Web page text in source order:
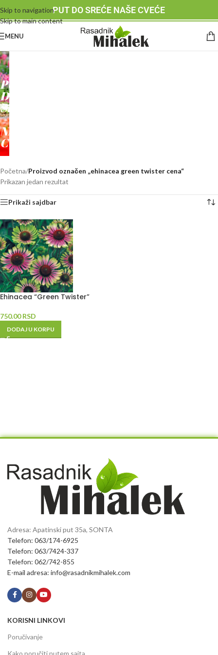
Skip to navigation
Skip to main content
PUT DO SREĆE NAŠE CVEĆE
MENU
RASADNIK
MIHALEK
PUT
DO
SREĆE
-
NAŠE
CVEĆE
Početna/Proizvod označen „ehinacea green twister cena“
Prikazan jedan rezultat
Prikaži sajdbar
Ehinacea “Green Twister”
750.00RSD
DODAJ U KORPU
Adresa: Apatinski put 35a, SONTA
Telefon: 063/174-6925
Telefon: 063/7424-337
Telefon: 062/742-855
E-mail adresa: info@rasadnikmihalek.com
KORISNI LINKOVI
Poručivanje
Kako poručiti putem sajta